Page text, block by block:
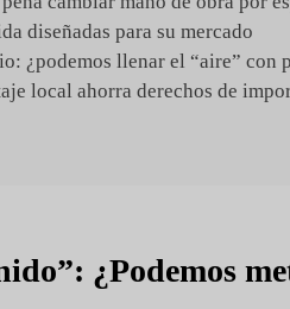
diseñadas para su mercado
¿podemos llenar el “aire” con
local ahorra derechos de
¿Podemos